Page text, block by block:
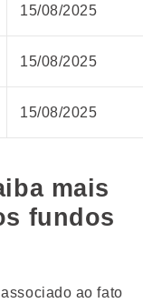
15/08/2025
15/08/2025
15/08/2025
mais
fundos
ao fato